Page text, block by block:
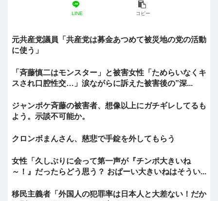
LINE コピー
元共産党議員「共産党は募金あつめて被災地の党の活動
に使う」
「斉藤慎二はモンスター」と被害女性「ためらいなくキ
スされ口腔性交…」涙ながらに訴えた被害後の”深...
ジャンポケ斉藤の被害者、想像以上にガチギレしてるも
よう。示談不可能か。
クロンボまんさん、慈悲で手錠を外してもらう
女性「久しぶりに会って第一声が『チンポ大きいね
～！』だったらどう思う？ おぱーい大きいねはそうい...
移民主義者「外国人の犯罪率は日本人と大差ない！だか